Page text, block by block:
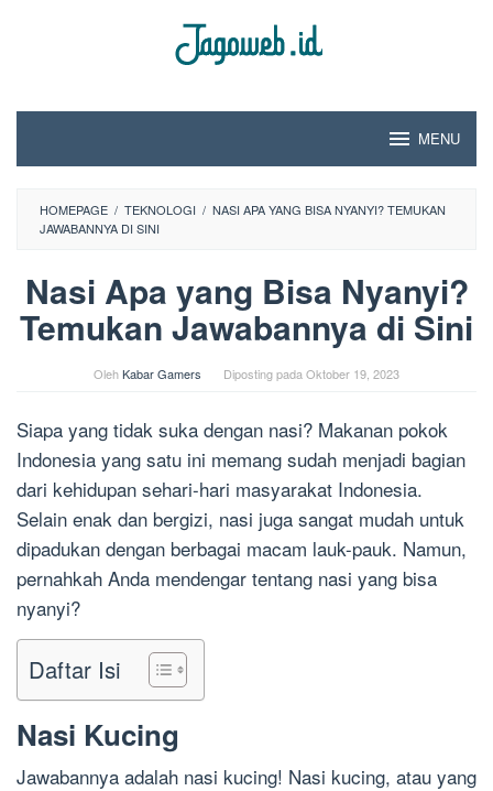
MENU
HOMEPAGE / TEKNOLOGI / NASI APA YANG BISA NYANYI? TEMUKAN
JAWABANNYA DI SINI
Nasi Apa yang Bisa Nyanyi?
Temukan Jawabannya di Sini
OlehKabar Gamers Diposting pada Oktober 19, 2023
Siapa yang tidak suka dengan nasi? Makanan pokok
Indonesia yang satu ini memang sudah menjadi bagian
dari kehidupan sehari-hari masyarakat Indonesia.
Selain enak dan bergizi, nasi juga sangat mudah untuk
dipadukan dengan berbagai macam lauk-pauk. Namun,
pernahkah Anda mendengar tentang nasi yang bisa
nyanyi?
Daftar Isi
Nasi Kucing
Jawabannya adalah nasi kucing! Nasi kucing, atau yang